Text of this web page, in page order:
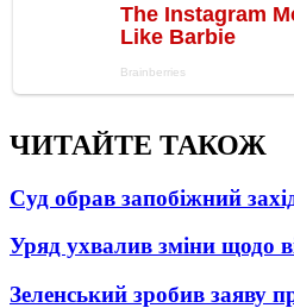
ЧИТАЙТЕ ТАКОЖ
Суд обрав запобіжний
Уряд ухвалив зміни щодо
Зеленський зробив заяву